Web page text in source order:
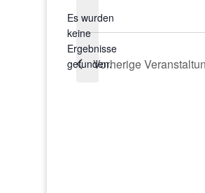
Hinweis
Es wurden
keine
Ergebnisse
gefunden.Vorherige